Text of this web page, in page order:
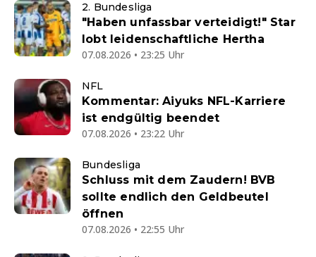
2. Bundesliga
"Haben unfassbar verteidigt!" Star
lobt leidenschaftliche Hertha
07.08.2026 • 23:25 Uhr
NFL
Kommentar: Aiyuks NFL-Karriere
ist endgültig beendet
07.08.2026 • 23:22 Uhr
Bundesliga
Schluss mit dem Zaudern! BVB
sollte endlich den Geldbeutel
öffnen
07.08.2026 • 22:55 Uhr